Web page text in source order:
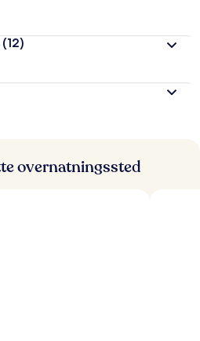
(12)
overnatningssted